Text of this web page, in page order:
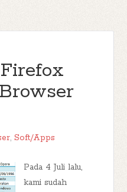
,Soft/Apps
Pada 4 Juli lalu,
kami sudah